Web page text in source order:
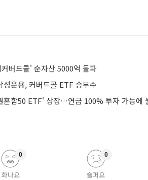
버드콜' 순자산 5000억 돌파
운용, 커버드콜 ETF 승부수
혼합50 ETF' 상장…연금 100% 투자 가능에
화나요
0
슬퍼요
0